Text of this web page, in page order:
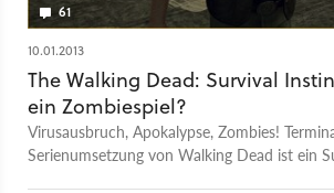
61
10.01.2013
The Walking Dead: Survival
ein Zombiespiel?
Virusausbruch, Apokalypse, Zombies!
Serienumsetzung von Walking Dead ist ein